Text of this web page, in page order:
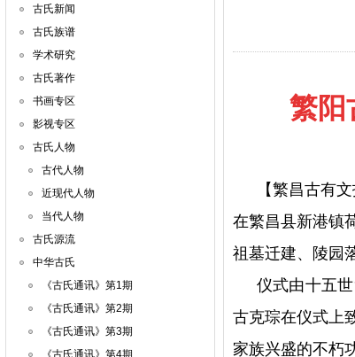
古氏新闻
古氏族谱
学术研究
古氏著作
书画专区
影视专区
古氏人物
古代人物
近现代人物
当代人物
古氏源流
中华古氏
《古氏通讯》第1期
《古氏通讯》第2期
《古氏通讯》第3期
《古氏通讯》第4期
繁阳
【繁昌古有
在繁昌县新港镇
祖墓迁建、陵园
仪式由十五
古克琮在仪式上
家族兴盛的不朽